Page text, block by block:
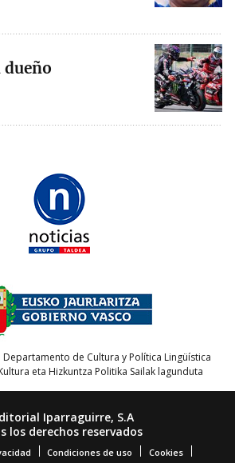
de Cultura y Política Lingüística
eta Hizkuntza Politika Sailak lagunduta
Iparraguirre, S.A
los derechos reservados
Condiciones de uso Cookies